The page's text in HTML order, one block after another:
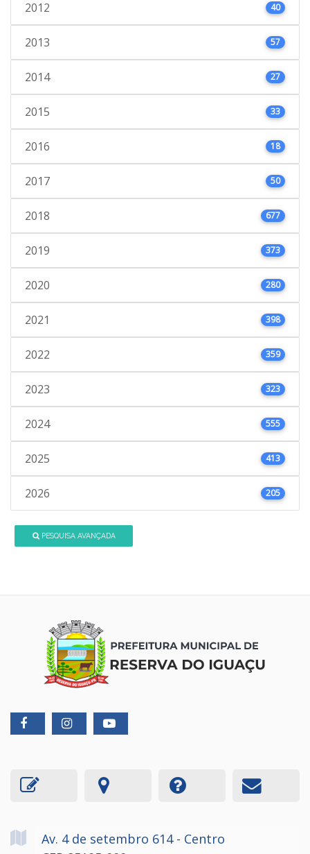
2012 40
2013 57
2014 27
2015 33
2016 18
2017 50
2018 677
2019 373
2020 280
2021 398
2022 359
2023 323
2024 555
2025 413
2026 205
PESQUISA AVANÇADA
Av. 4 de setembro 614 - Centro